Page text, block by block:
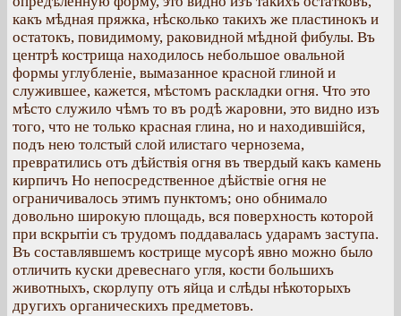
какъ мѣдная пряжка, нѣсколько такихъ же пластинокъ и
остатокъ, повидимому, раковидной мѣдной фибулы. Въ
центрѣ кострища находилось небольшое овальной
формы углубленіе, вымазанное красной глиной и
служившее, кажется, мѣстомъ раскладки огня. Что это
мѣсто служило чѣмъ то въ родѣ жаровни, это видно изъ
того, что не только красная глина, но и находившійся,
подъ нею толстый слой илистаго чернозема,
превратились отъ дѣйствія огня въ твердый какъ камень
кирпичъ Но непосредственное дѣйствіе огня не
ограничивалось этимъ пунктомъ; оно обнимало
довольно широкую площадь, вся поверхность которой
при вскрытіи съ трудомъ поддавалась ударамъ заступа.
Въ составлявшемъ кострище мусорѣ явно можно было
отличить куски древеснаго угля, кости большихъ
животныхъ, скорлупу отъ яйца и слѣды нѣкоторыхъ
другихъ органическихъ предметовъ.